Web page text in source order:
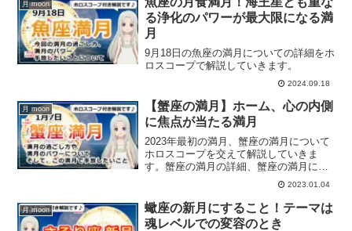
月 moon
る浄化のパワーが最大限になる満
月
9月18日の魚座の満月についての詳細をホ
ロスコープで解説していきます。
2024.09.18
月 moon
【蟹座の満月】ホーム、心の内側
に焦点が当たる満月
2023年最初の満月、蟹座の満月について
ホロスコープを交えて解説していきま
す。蟹座の満月の詳細、蟹座の満月にす
2023.01.04
月 moon
蠍座の新月にすること！テーマは
魂レベルでの変容のとき